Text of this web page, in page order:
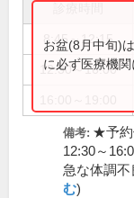
8:45～12:15
12:30～16:00
お盆(8月中旬)
に必ず医療機関
備考: ★予
12:30～
急な体調
む)